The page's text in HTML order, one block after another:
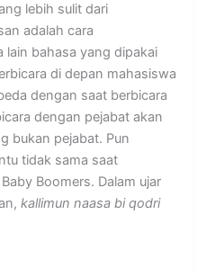
lebih sulit dari
adalah cara
lain bahasa yang dipakai
di depan mahasiswa
dengan saat berbicara
dengan pejabat akan
bukan pejabat. Pun
tidak sama saat
Boomers. Dalam ujar
kallimun naasa bi qodri